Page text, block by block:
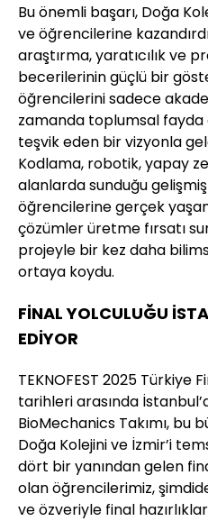
Bu önemli başarı, Doğa
ve öğrencilerine
araştırma, yaratıcılık ve
becerilerinin güçlü bir
öğrencilerini sadece
zamanda toplumsal
teşvik eden bir vizyonla
Kodlama, robotik, yapay
alanlarda sunduğu
öğrencilerine gerçek
çözümler üretme fırsatı
projeyle bir kez daha
ortaya koydu.
FİNAL YOLCULUĞU
EDİYOR
TEKNOFEST 2025 Türkiye
tarihleri arasında
BioMechanics Takımı, bu
Doğa Kolejini ve İzmir’i
dört bir yanından gelen
olan öğrencilerimiz,
ve özveriyle final